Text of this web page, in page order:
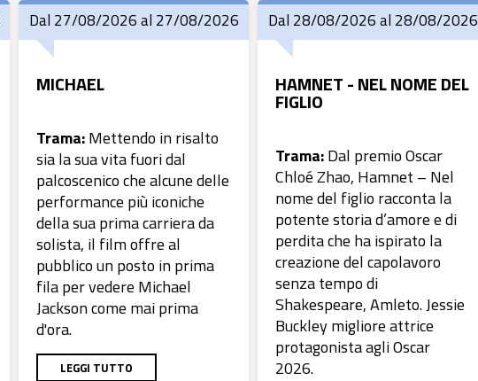
Dal 27/08/2026 al 27/08/2026
MICHAEL
Trama:Mettendo in risalto
sia la sua vita fuori dal
palcoscenico che alcune delle
performance più iconiche
della sua prima carriera da
solista, il film offre al
pubblico un posto in prima
fila per vedere Michael
Jackson come mai prima
d'ora.
LEGGI TUTTO
Dal 28/08/2026 al 28/08/2026
HAMNET - NEL NOME DEL
FIGLIO
Trama:Dal premio Oscar
Chloé Zhao, Hamnet – Nel
nome del figlio racconta la
potente storia d’amore e di
perdita che ha ispirato la
creazione del capolavoro
senza tempo di
Shakespeare, Amleto. Jessie
Buckley migliore attrice
protagonista agli Oscar
2026.